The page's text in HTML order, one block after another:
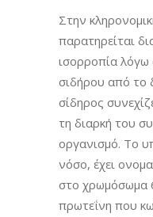
Στην
παρατηρείται
ισορροπία
σιδήρου από το
σίδηρος
τη διαρκή του
οργανισμό. Το
νόσο, έχει
στο χρωμόσωμα
πρωτεΐνη που